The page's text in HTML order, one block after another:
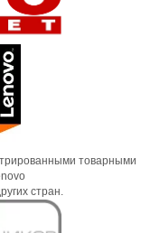
товарными
стран.